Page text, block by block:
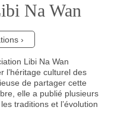
Na Wan
Libi Na Wan
l’héritage culturel des
de partager cette
elle a publié plusieurs
traditions et l’évolution